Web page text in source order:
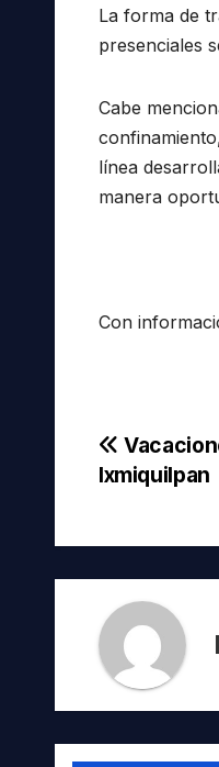
La forma de
presenciales
Cabe
línea
manera
Con
Ixmiquilpan